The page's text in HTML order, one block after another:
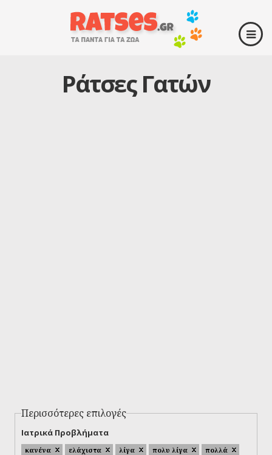
Ράτσες Γατών
Περισσότερες επιλογές
Ιατρικά Προβλήματα
κανένα ελάχιστα λίγα πολυ λίγα
πολλά